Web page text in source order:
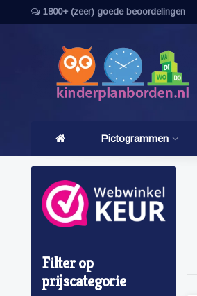
1800+ (zeer) goede beoordelingen
Pictogrammen
Filter op
prijscategorie